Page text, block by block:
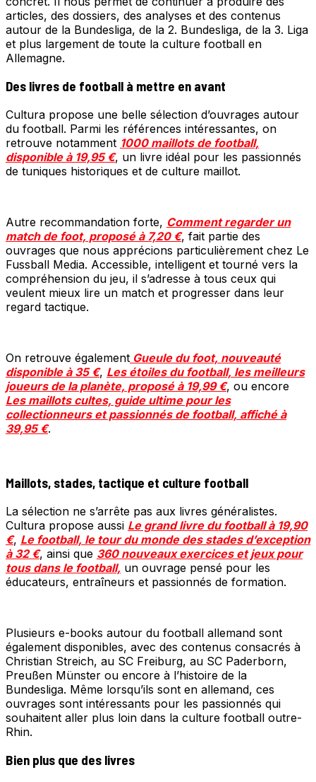
articles, des dossiers, des analyses et des contenus
autour de la Bundesliga, de la 2. Bundesliga, de la 3. Liga
et plus largement de toute la culture football en
Allemagne.
Des livres de football à mettre en avant
Cultura propose une belle sélection d’ouvrages autour
du football. Parmi les références intéressantes, on
retrouve notamment 1000 maillots de football,
disponible à 19,95 €, un livre idéal pour les passionnés
de tuniques historiques et de culture maillot.
Autre recommandation forte, Comment regarder un
match de foot, proposé à 7,20 €, fait partie des
ouvrages que nous apprécions particulièrement chez Le
Fussball Media. Accessible, intelligent et tourné vers la
compréhension du jeu, il s’adresse à tous ceux qui
veulent mieux lire un match et progresser dans leur
regard tactique.
On retrouve également Gueule du foot, nouveauté
disponible à 35 €, Les étoiles du football, les meilleurs
joueurs de la planète, proposé à 19,99 €, ou encore
Les maillots cultes, guide ultime pour les
collectionneurs et passionnés de football, affiché à
39,95 €.
Maillots, stades, tactique et culture football
La sélection ne s’arrête pas aux livres généralistes.
Cultura propose aussi Le grand livre du football à 19,90
€, Le football, le tour du monde des stades d’exception
à 32 €, ainsi que 360 nouveaux exercices et jeux pour
tous dans le football, un ouvrage pensé pour les
éducateurs, entraîneurs et passionnés de formation.
Plusieurs e-books autour du football allemand sont
également disponibles, avec des contenus consacrés à
Christian Streich, au SC Freiburg, au SC Paderborn,
Preußen Münster ou encore à l’histoire de la
Bundesliga. Même lorsqu’ils sont en allemand, ces
ouvrages sont intéressants pour les passionnés qui
souhaitent aller plus loin dans la culture football outre-
Rhin.
Bien plus que des livres